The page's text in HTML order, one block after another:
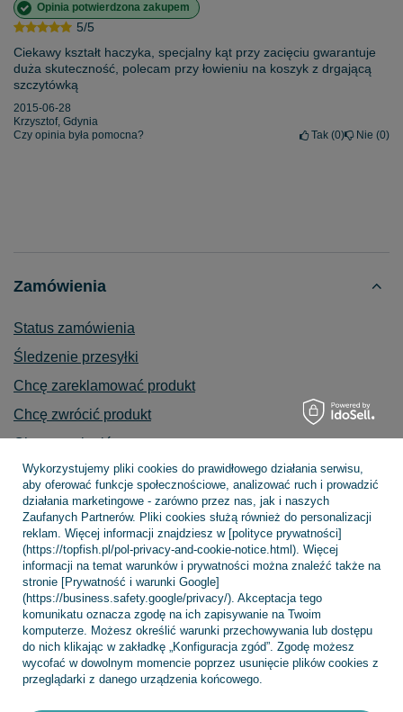
5/5
Opinia potwierdzona zakupem
Ciekawy kształt haczyka, specjalny kąt przy zacięciu gwarantuje
duża skuteczność, polecam przy łowieniu na koszyk z drgającą
szczytówką
2015-06-28
Krzysztof, Gdynia
Czy opinia była pomocna?
Tak 0 Nie 0
Zamówienia
Status zamówienia
Śledzenie przesyłki
Chcę zareklamować produkt
Chcę zwrócić produkt
Chcę wymienić towar
Kontakt
Konto
Regulaminy
INFORMACJE
Wykorzystujemy pliki cookies do prawidłowego działania serwisu,
aby oferować funkcje społecznościowe, analizować ruch i prowadzić
działania marketingowe - zarówno przez nas, jak i naszych
Zaufanych Partnerów. Pliki cookies służą również do personalizacji
reklam. Więcej informacji znajdziesz w [polityce prywatności]
(https://topfish.pl/pol-privacy-and-cookie-notice.html). Więcej
informacji na temat warunków i prywatności można znaleźć także na
stronie [Prywatność i warunki Google]
(https://business.safety.google/privacy/). Akceptacja tego
komunikatu oznacza zgodę na ich zapisywanie na Twoim
komputerze. Możesz określić warunki przechowywania lub dostępu
do nich klikając w zakładkę „Konfiguracja zgód”. Zgodę możesz
wycofać w dowolnym momencie poprzez usunięcie plików cookies z
przeglądarki z danego urządzenia końcowego.